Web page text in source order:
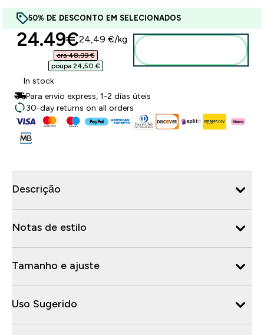
50% DE DESCONTO EM SELECIONADOS
discounted price
24.49€‎24,49 €‎/kg
era 48,99 €‎
poupa 24,50 €‎
In stock
Para envio express, 1-2 dias úteis
30-day returns on all orders
Descrição
Notas de estilo
Tamanho e ajuste
Uso Sugerido